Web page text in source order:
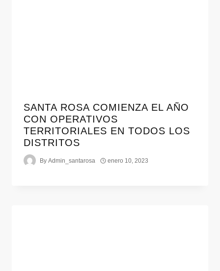
SANTA ROSA COMIENZA EL AÑO
CON OPERATIVOS
TERRITORIALES EN TODOS LOS
DISTRITOS
By Admin_santarosa enero 10, 2023